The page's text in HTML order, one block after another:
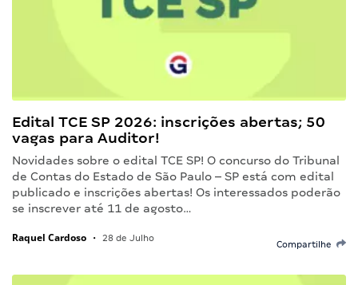
Edital TCE SP 2026: inscrições abertas; 50
vagas para Auditor!
Novidades sobre o edital TCE SP! O concurso do Tribunal
de Contas do Estado de São Paulo – SP está com edital
publicado e inscrições abertas! Os interessados poderão
se inscrever até 11 de agosto…
Raquel Cardoso • 28 de Julho
Compartilhe